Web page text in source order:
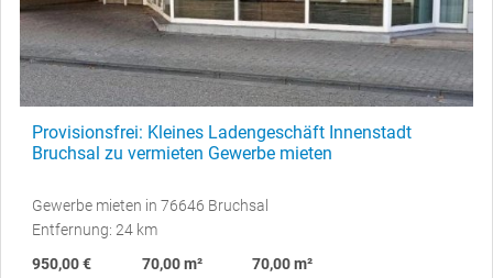
Provisionsfrei: Kleines Ladengeschäft Innenstadt
Bruchsal zu vermieten Gewerbe mieten
Gewerbe mieten in 76646 Bruchsal
Entfernung: 24 km
950,00 €
70,00 m²
70,00 m²